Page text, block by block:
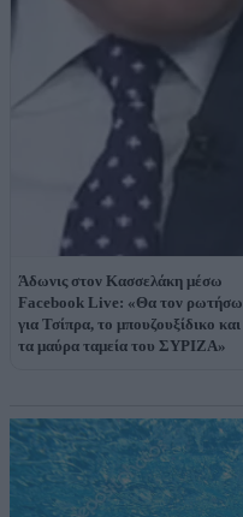
Άδωνις στον Κασσελάκη μέσω
Facebook Live: «Θα τον ρωτήσω
για Τσίπρα, το μπουζουξίδικο και
τα μαύρα ταμεία του ΣΥΡΙΖΑ»